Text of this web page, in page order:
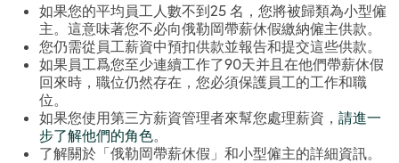
如果您的平均員工人數不到25 名，您將被歸類為小型僱
主。這意味著您不必向俄勒岡帶薪休假繳納僱主供款。
您仍需從員工薪資中預扣供款並報告和提交這些供款。
如果員工爲您至少連續工作了90天并且在他們帶薪休假
回來時，職位仍然存在，您必須保護員工的工作和職
位。
如果您使用第三方薪資管理者來幫您處理薪資， 請進一
步了解他們的角色。
了解關於「俄勒岡帶薪休假」和小型僱主的詳細資訊。